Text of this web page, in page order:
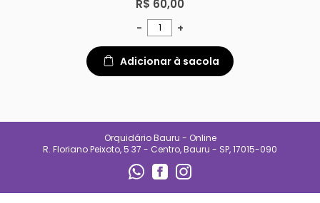
entregar qualidade, confiança e
uma experiência que incentive o
R$ 60,00
- +
Adicionar à sacola
Orquidário Bauru - Online
R. Floriano Peixoto, 5 37 - Centro, Bauru - SP, 17015-090